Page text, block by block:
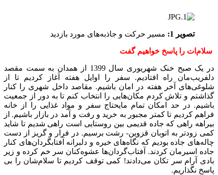
تصویر 1: مسیر حرکت و جاذبه‌های مورد بازدید
سلام‌ات را پاسخ خواهیم گفت
در یک صبح خنک شهریوری سال 1399 از همدان به سمت مقصد
دلفریب‌مان راه افتادیم. سفر را اوایل هفته آغاز کردیم تا از
شلوغی‌های آخر هفته در امان باشیم. مقاصد داخل شهری را کنار
گذاشتم و تلاش کردم مکان‌هایی را انتخاب کنم تا به دور از جمعیت
باشیم. در حد امکان تمام مایحتاج سفر و مواد غذایی را از خانه
فراهم کردیم تا کمتر مجبور به خرید و رفت و آمد در بازار باشیم. از
بیراهه راهی که جاده قدیمی بین روستایی است راهی شدیم تا شاید
کمی زودتر به اتوبان قزوین- رشت برسیم. در فرار و گریز از دست
چاله‌های جاده‌ بودیم که نگاه‌های خیره و دلبرانه آفتابگردان‌های کنار
جاده اسیرمان کردند. آفتاب‌گردان‌ها عشوه‌کنان سر خم کرده و زیر
بادی آرام سر تکان می‌دادند! کمی توقف کردیم تا سلام‌شان را بی
پاسخ نگذاریم.